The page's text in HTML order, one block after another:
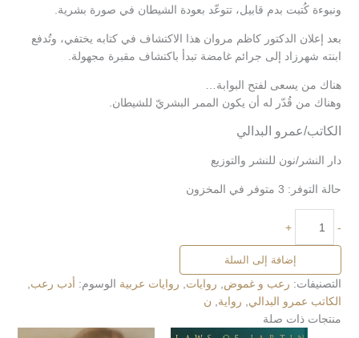
ونبوءة كُتبت بدم قابيل، تتوعّد بعودة الشيطان في صورة بشرية.
بعد إعلان الدكتور كاظم مروان هذا الاكتشاف في كتابه يختفي، وتُدفع
ابنته شهرزاد إلى جرائم غامضة تبدأ باكتشاف مقبرة مجهولة.
هناك من يسعى لفتح البوابة…
وهناك من قُدّر له أن يكون الممر البشريّ للشيطان.
الكاتب/عمرو البدالي
دار النشر/نون للنشر والتوزيع
حالة التوفر: 3 متوفر في المخزون
-
+
إضافة إلى السلة
التصنيفات: رعب و غموض, روايات, روايات عربية الوسوم: أدب رعب,
الكاتب عمرو البدالي, رواية, ن
منتجات ذات صلة